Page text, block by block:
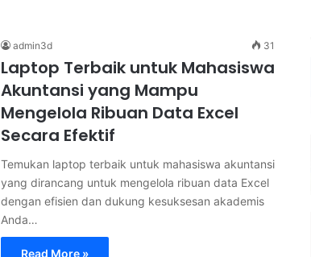
admin3d 31
Laptop Terbaik untuk Mahasiswa
Akuntansi yang Mampu
Mengelola Ribuan Data Excel
Secara Efektif
Temukan laptop terbaik untuk mahasiswa akuntansi
yang dirancang untuk mengelola ribuan data Excel
dengan efisien dan dukung kesuksesan akademis
Anda…
Read More »